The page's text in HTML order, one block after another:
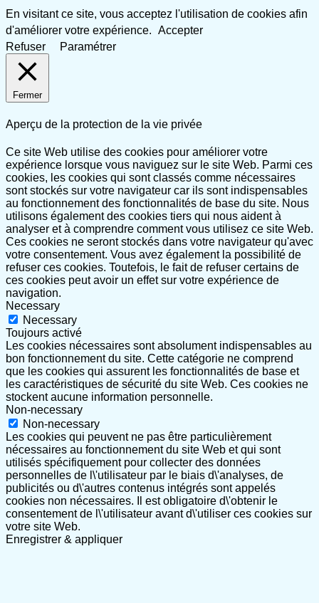
En visitant ce site, vous acceptez l'utilisation de cookies afin
d'améliorer votre expérience. Accepter
Refuser
Paramétrer
Fermer
Aperçu de la protection de la vie privée
Ce site Web utilise des cookies pour améliorer votre
expérience lorsque vous naviguez sur le site Web. Parmi ces
cookies, les cookies qui sont classés comme nécessaires
sont stockés sur votre navigateur car ils sont indispensables
au fonctionnement des fonctionnalités de base du site. Nous
utilisons également des cookies tiers qui nous aident à
analyser et à comprendre comment vous utilisez ce site Web.
Ces cookies ne seront stockés dans votre navigateur qu'avec
votre consentement. Vous avez également la possibilité de
refuser ces cookies. Toutefois, le fait de refuser certains de
ces cookies peut avoir un effet sur votre expérience de
navigation.
Necessary
Necessary
Toujours activé
Les cookies nécessaires sont absolument indispensables au
bon fonctionnement du site. Cette catégorie ne comprend
que les cookies qui assurent les fonctionnalités de base et
les caractéristiques de sécurité du site Web. Ces cookies ne
stockent aucune information personnelle.
Non-necessary
Non-necessary
Les cookies qui peuvent ne pas être particulièrement
nécessaires au fonctionnement du site Web et qui sont
utilisés spécifiquement pour collecter des données
personnelles de l\'utilisateur par le biais d\'analyses, de
publicités ou d\'autres contenus intégrés sont appelés
cookies non nécessaires. Il est obligatoire d\'obtenir le
consentement de l\'utilisateur avant d\'utiliser ces cookies sur
votre site Web.
Enregistrer & appliquer